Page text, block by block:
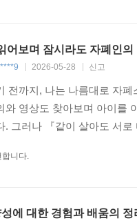
어보며 잠시라도 자폐인
2026-05-28 신고
전까지, 나는 나름대로 자
와 영상도 찾아보며 아이를
. 그러나 『같이 살아도 서
니다.
에 대한 경험과 배움의 정